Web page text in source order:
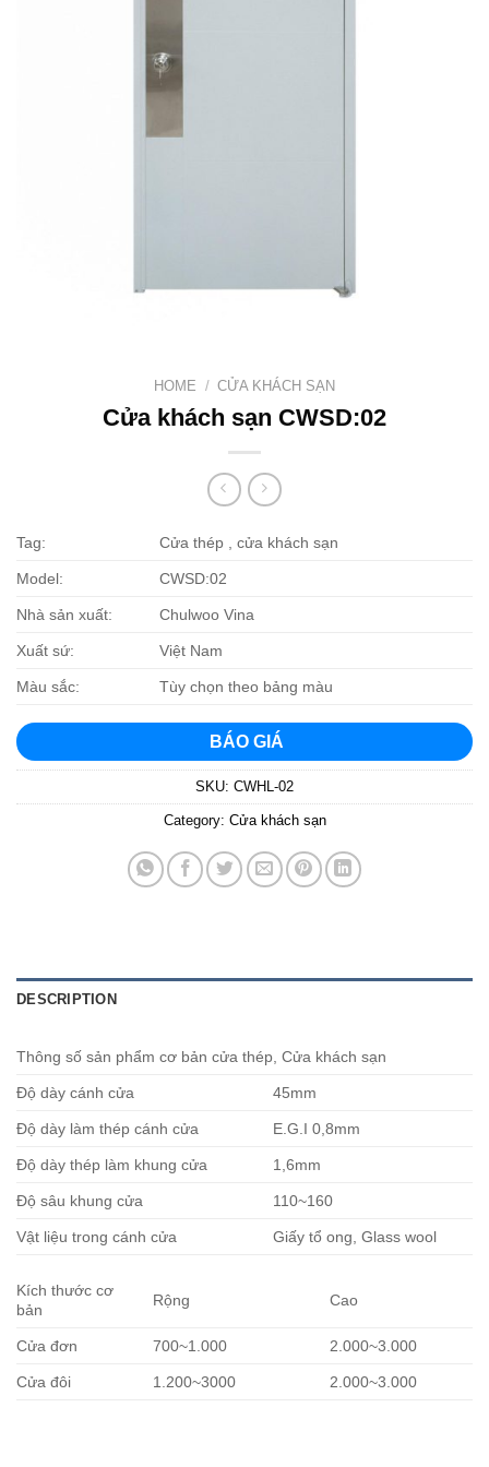
HOME / CỬA KHÁCH SẠN
Cửa khách sạn CWSD:02
Tag: Cửa thép , cửa khách sạn
Model: CWSD:02
Nhà sản xuất: Chulwoo Vina
Xuất sứ: Việt Nam
Màu sắc: Tùy chọn theo bảng màu
BÁO GIÁ
SKU: CWHL-02
Category: Cửa khách sạn
DESCRIPTION
Thông số sản phẩm cơ bản cửa thép, Cửa khách sạn
Độ dày cánh cửa 45mm
Độ dày làm thép cánh cửa E.G.I 0,8mm
Độ dày thép làm khung cửa 1,6mm
Độ sâu khung cửa 110~160
Vật liệu trong cánh cửa Giấy tổ ong, Glass wool
Kích thước cơ
bản
Rộng Cao
Cửa đơn 700~1.000 2.000~3.000
Cửa đôi 1.200~3000 2.000~3.000